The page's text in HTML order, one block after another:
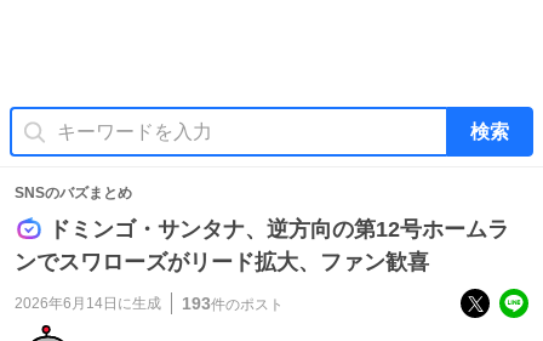
検索
SNSのバズまとめ
ドミンゴ・サンタナ、逆方向の第12号ホームラ
ンでスワローズがリード拡大、ファン歓喜
2026年6月14日 に生成 193件のポスト